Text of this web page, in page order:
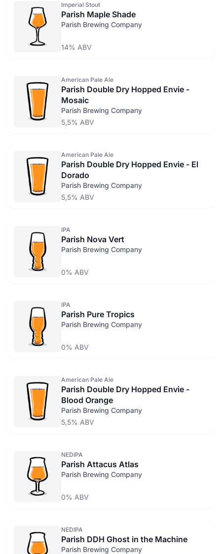
Imperial Stout
Parish Maple Shade
Parish Brewing Company
14% ABV
American Pale Ale
Parish Double Dry Hopped Envie -
Mosaic
Parish Brewing Company
5,5% ABV
American Pale Ale
Parish Double Dry Hopped Envie - El
Dorado
Parish Brewing Company
5,5% ABV
IPA
Parish Nova Vert
Parish Brewing Company
0% ABV
IPA
Parish Pure Tropics
Parish Brewing Company
0% ABV
American Pale Ale
Parish Double Dry Hopped Envie -
Blood Orange
Parish Brewing Company
5,5% ABV
NEDIPA
Parish Attacus Atlas
Parish Brewing Company
0% ABV
NEDIPA
Parish DDH Ghost in the Machine
Parish Brewing Company